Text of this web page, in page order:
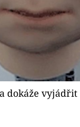
dokáže vyjádřit